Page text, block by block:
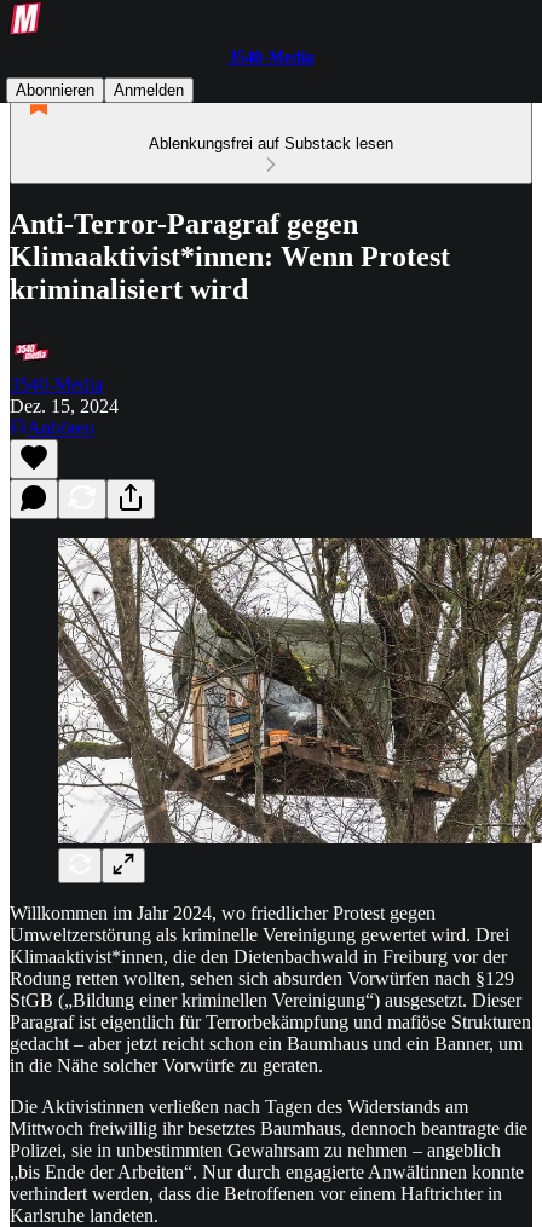
3540-Media
Abonnieren
Anmelden
Ablenkungsfrei auf Substack lesen
Anti-Terror-Paragraf gegen
Klimaaktivist*innen: Wenn Protest
kriminalisiert wird
3540-Media
Dez. 15, 2024
Anhören
Willkommen im Jahr 2024, wo friedlicher Protest gegen
Umweltzerstörung als kriminelle Vereinigung gewertet wird. Drei
Klimaaktivist*innen, die den Dietenbachwald in Freiburg vor der
Rodung retten wollten, sehen sich absurden Vorwürfen nach §129
StGB („Bildung einer kriminellen Vereinigung“) ausgesetzt. Dieser
Paragraf ist eigentlich für Terrorbekämpfung und mafiöse Strukturen
gedacht – aber jetzt reicht schon ein Baumhaus und ein Banner, um
in die Nähe solcher Vorwürfe zu geraten.
Die Aktivistinnen verließen nach Tagen des Widerstands am
Mittwoch freiwillig ihr besetztes Baumhaus, dennoch beantragte die
Polizei, sie in unbestimmten Gewahrsam zu nehmen – angeblich
„bis Ende der Arbeiten“. Nur durch engagierte Anwältinnen konnte
verhindert werden, dass die Betroffenen vor einem Haftrichter in
Karlsruhe landeten.